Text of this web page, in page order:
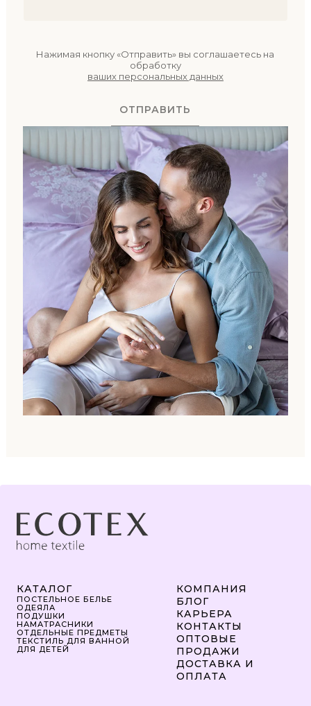
Нажимая кнопку «Отправить» вы соглашаетесь на
обработку
ваших персональных данных
ОТПРАВИТЬ
КАТАЛОГ
ПОСТЕЛЬНОЕ БЕЛЬЕ
ОДЕЯЛА
ПОДУШКИ
НАМАТРАСНИКИ
ОТДЕЛЬНЫЕ ПРЕДМЕТЫ
ТЕКСТИЛЬ ДЛЯ ВАННОЙ
ДЛЯ ДЕТЕЙ
КОМПАНИЯ
БЛОГ
КАРЬЕРА
КОНТАКТЫ
ОПТОВЫЕ
ПРОДАЖИ
ДОСТАВКА И
ОПЛАТА